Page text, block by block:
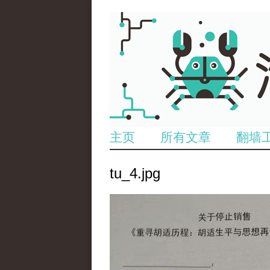
主页 所有文章 翻墙
tu_4.jpg